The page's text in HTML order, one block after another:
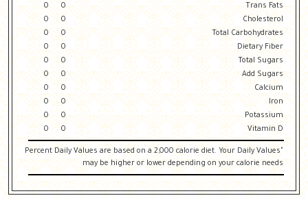
Trans Fats
0
0
Cholesterol
0
0
Total Carbohydrates
0
0
Dietary Fiber
0
0
Total Sugars
0
0
Add Sugars
0
0
Calcium
0
0
Iron
0
0
Potassium
0
0
Vitamin D
0
0
"Percent Daily Values are based on a 2,000 calorie diet. Your Daily Values
may be higher or lower depending on your calorie needs